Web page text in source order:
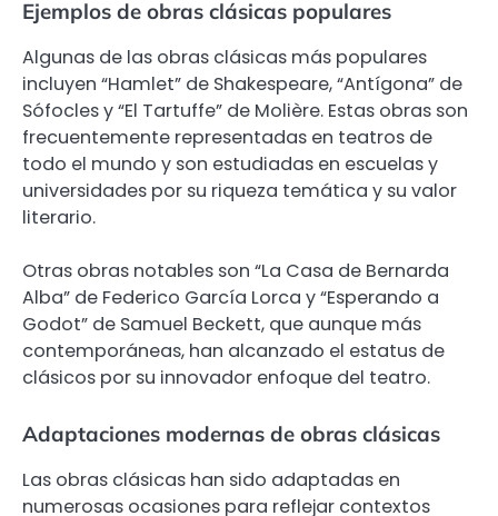
Ejemplos de obras clásicas populares
Algunas de las obras clásicas más populares
incluyen “Hamlet” de Shakespeare, “Antígona” de
Sófocles y “El Tartuffe” de Molière. Estas obras son
frecuentemente representadas en teatros de
todo el mundo y son estudiadas en escuelas y
universidades por su riqueza temática y su valor
literario.
Otras obras notables son “La Casa de Bernarda
Alba” de Federico García Lorca y “Esperando a
Godot” de Samuel Beckett, que aunque más
contemporáneas, han alcanzado el estatus de
clásicos por su innovador enfoque del teatro.
Adaptaciones modernas de obras clásicas
Las obras clásicas han sido adaptadas en
numerosas ocasiones para reflejar contextos